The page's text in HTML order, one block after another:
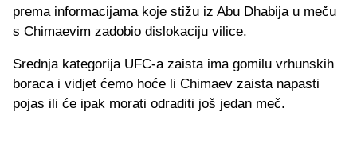
prema informacijama koje stižu iz Abu Dhabija u meču
s Chimaevim zadobio dislokaciju vilice.
Srednja kategorija UFC-a zaista ima gomilu vrhunskih
boraca i vidjet ćemo hoće li Chimaev zaista napasti
pojas ili će ipak morati odraditi još jedan meč.